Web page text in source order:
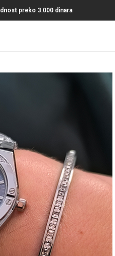
preko 3.000 dinara